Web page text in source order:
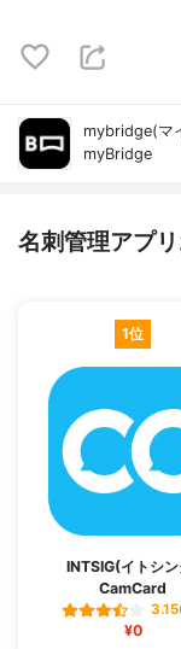
mybridge(マ
myBridge
名刺管理アプ
1位
INTSIG(イトシ
CamCard
3.15
¥0